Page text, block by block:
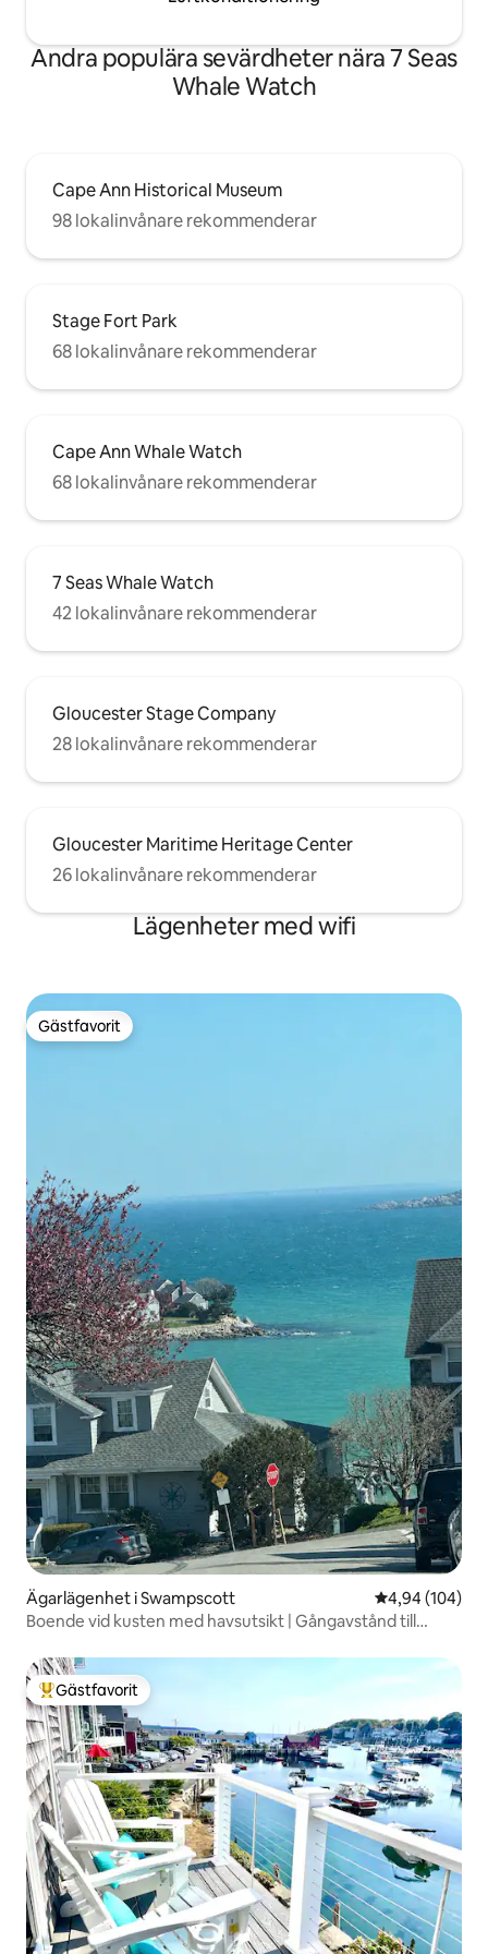
Andra populära sevärdheter nära 7 Seas
Whale Watch
Cape Ann Historical Museum
98 lokalinvånare rekommenderar
Stage Fort Park
68 lokalinvånare rekommenderar
Cape Ann Whale Watch
68 lokalinvånare rekommenderar
7 Seas Whale Watch
42 lokalinvånare rekommenderar
Gloucester Stage Company
28 lokalinvånare rekommenderar
Gloucester Maritime Heritage Center
26 lokalinvånare rekommenderar
Lägenheter med wifi
Gästfavorit
Gästfavorit
Ägarlägenhet i Swampscott 4,94 av 5 i
4,94 (104)
Boende vid kusten med havsutsikt | Gångavstånd till
Populär gästfavorit
Gästfavorit